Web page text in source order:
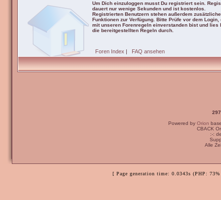
Um Dich einzuloggen musst Du registriert sein.
dauert nur wenige Sekunden und ist kostenlos.
Registrierten Benutzern stehen außerdem zusätzliche
Funktionen zur Verfügung. Bitte Prüfe vor dem Login,
mit unseren Forenregeln einverstanden bist und lies
die bereitgestellten Regeln durch.
Foren Index | FAQ ansehen
Powered by Orion
CBACK
:-:
Alle
[ Page generation time: 0.0343s (PHP: